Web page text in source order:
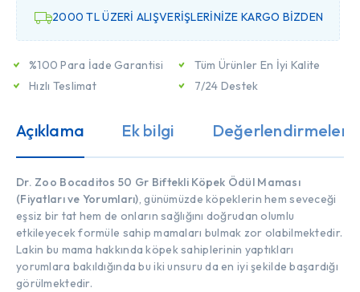
2000 TL ÜZERİ ALIŞVERİŞLERİNİZE KARGO BİZDEN
%100 Para İade Garantisi
Hızlı Teslimat
Tüm Ürünler En İyi Kalite
7/24 Destek
Açıklama Ek bilgi Değerlendirmeler
Dr. Zoo Bocaditos 50 Gr Biftekli Köpek Ödül Maması
(Fiyatları ve Yorumları), günümüzde köpeklerin hem seveceği
eşsiz bir tat hem de onların sağlığını doğrudan olumlu
etkileyecek formüle sahip mamaları bulmak zor olabilmektedir.
Lakin bu mama hakkında köpek sahiplerinin yaptıkları
yorumlara bakıldığında bu iki unsuru da en iyi şekilde başardığı
görülmektedir.